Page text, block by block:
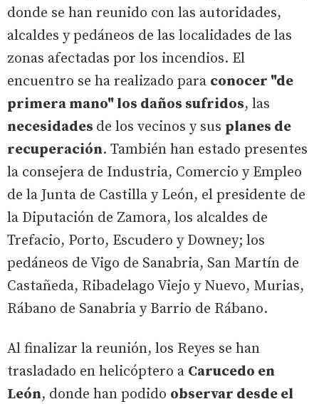
donde se han reunido con las autoridades,
alcaldes y pedáneos de las localidades de las
zonas afectadas por los incendios. El
encuentro se ha realizado para conocer "de
primera mano" los daños sufridos, las
necesidades de los vecinos y sus planes de
recuperación. También han estado presentes
la consejera de Industria, Comercio y Empleo
de la Junta de Castilla y León, el presidente de
la Diputación de Zamora, los alcaldes de
Trefacio, Porto, Escudero y Downey; los
pedáneos de Vigo de Sanabria, San Martín de
Castañeda, Ribadelago Viejo y Nuevo, Murias,
Rábano de Sanabria y Barrio de Rábano.
Al finalizar la reunión, los Reyes se han
trasladado en helicóptero a Carucedo en
León, donde han podido observar desde el